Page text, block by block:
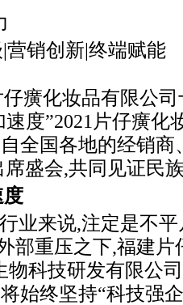
营销创新|终端赋能
仔癀化妆品有限公
速度”2021片仔癀
全国各地的经销
席盛会,共同见证民
度
业来说,注定是不
部重压之下,福建
物科技研发有限公
始终坚持“科技强